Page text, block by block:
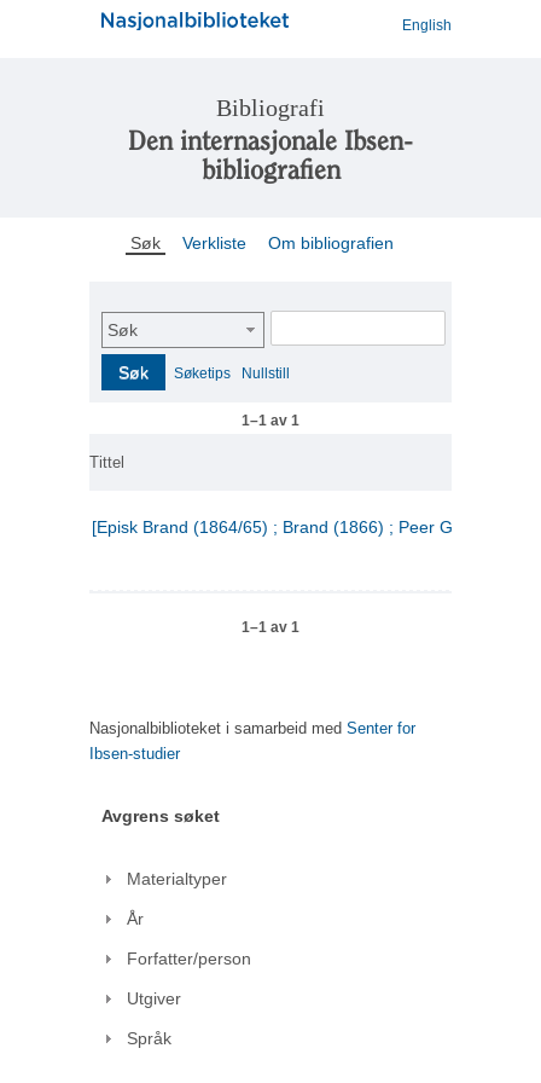
English
Bibliografi
Den internasjonale Ibsen-
bibliografien
Søk Verkliste Om bibliografien
Søk
Søk Søketips Nullstill
1–1 av 1
Tittel
[Episk Brand (1864/65) ; Brand (1866) ; Peer Gynt (1867)]
1–1 av 1
Nasjonalbiblioteket i samarbeid med Senter for
Ibsen-studier
Avgrens søket
Materialtyper
År
Forfatter/person
Utgiver
Språk